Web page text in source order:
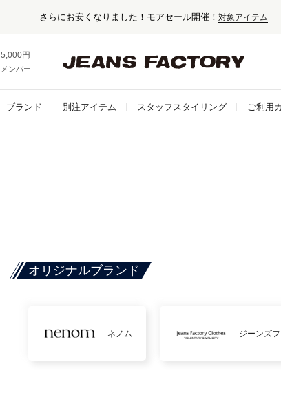
さらにお安くなりました！モアセール開催！ 対象アイテム
5,000円以上お買い上げで送料無料！
メンバー登録でお得な情報をゲット。さらに詳しく
ブランド 別注アイテム スタッフスタイリング ご利用
オリジナルブランド
ネノム ジーンズ